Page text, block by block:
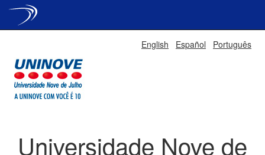
English Español Português
Universidade Nove de